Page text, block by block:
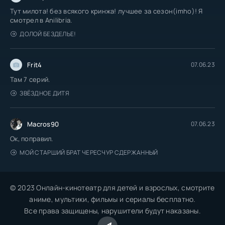
Тут милота! без всякого кринжа! лучшее за сезон(imho)! Я
смотрел в Anilibria.
ДОЛОЙ БЕЗДЕЛЬЕ!
Frit4 07.06.23
Там 7 серий.
ЗВЁЗДНОЕ ДИТЯ
Macros90 07.06.23
Ок, поправил.
МОЙ СТАРШИЙ БРАТ ЧЕРЕСЧУР СДЕРЖАННЫЙ
© 2023 Онлайн-кинотеатр для детей и взрослых, смотрите
аниме, мультики, фильмы и сериалы бесплатно.
Все права защищены, нарушители будут наказаны.